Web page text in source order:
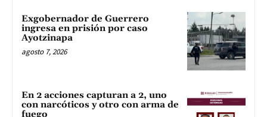
Exgobernador de Guerrero
ingresa en prisión por caso
Ayotzinapa
agosto 7, 2026
En 2 acciones capturan a 2, uno
con narcóticos y otro con arma de
fuego